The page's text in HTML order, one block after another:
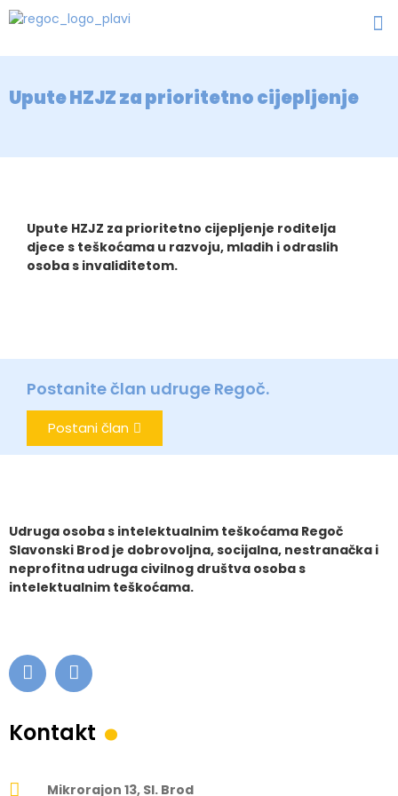
Upute HZJZ za prioritetno cijepljenje
Upute HZJZ za prioritetno cijepljenje roditelja
djece s teškoćama u razvoju, mladih i odraslih
osoba s invaliditetom.
Postanite član udruge Regoč.
Postani član
Udruga osoba s intelektualnim teškoćama Regoč
Slavonski Brod je dobrovoljna, socijalna, nestranačka i
neprofitna udruga civilnog društva osoba s
intelektualnim teškoćama.
Kontakt .
Mikrorajon 13, Sl. Brod